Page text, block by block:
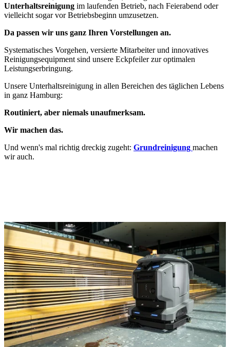
Unterhaltsreinigung im laufenden Betrieb, nach Feierabend oder
vielleicht sogar vor Betriebsbeginn umzusetzen.
Da passen wir uns ganz Ihren Vorstellungen an.
Systematisches Vorgehen, versierte Mitarbeiter und innovatives
Reinigungsequipment sind unsere Eckpfeiler zur optimalen
Leistungserbringung.
Unsere Unterhaltsreinigung in allen Bereichen des täglichen Lebens
in ganz Hamburg:
Routiniert, aber niemals unaufmerksam.
Wir machen das.
Und wenn's mal richtig dreckig zugeht: Grundreinigung machen
wir auch.